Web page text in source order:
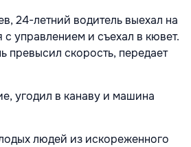
24-летний водитель выехал на
с управлением и съехал в кювет.
превысил скорость, передает
угодил в канаву и машина
людей из искореженного